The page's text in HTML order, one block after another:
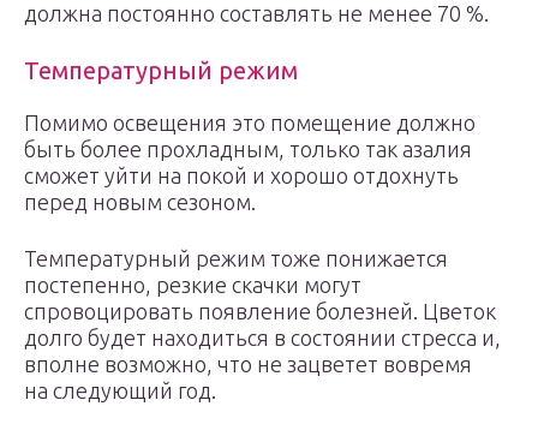
должна постоянно составлять не менее 70 %.
Температурный режим
Помимо освещения это помещение должно
быть более прохладным, только так азалия
сможет уйти на покой и хорошо отдохнуть
перед новым сезоном.
Температурный режим тоже понижается
постепенно, резкие скачки могут
спровоцировать появление болезней. Цветок
долго будет находиться в состоянии стресса и,
вполне возможно, что не зацветет вовремя
на следующий год.